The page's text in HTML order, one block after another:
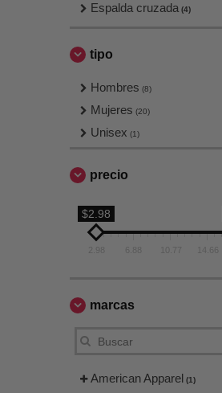
Espalda cruzada (4)
tipo
Hombres (8)
Mujeres (20)
Unisex (1)
precio
$2.98
14.66
marcas
American Apparel (1)